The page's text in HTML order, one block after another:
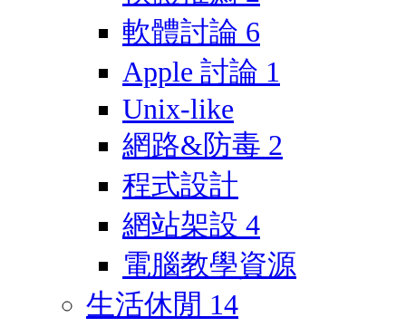
軟體討論 6
Apple 討論 1
Unix-like
網路&防毒 2
程式設計
網站架設 4
電腦教學資源
生活休閒 14